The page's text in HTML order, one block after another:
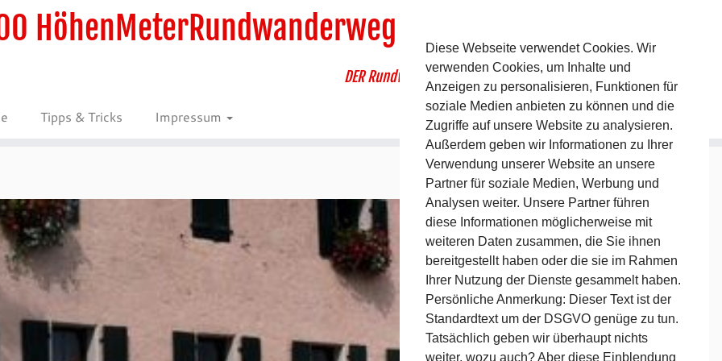
HöhenMeterRundwanderweg
DER Rundwanderweg um Pommelsbrunn
Tipps & Tricks Impressum
Diese Webseite verwendet Cookies. Wir
verwenden Cookies, um Inhalte und
Anzeigen zu personalisieren, Funktionen für
soziale Medien anbieten zu können und die
Zugriffe auf unsere Website zu analysieren.
Außerdem geben wir Informationen zu Ihrer
Verwendung unserer Website an unsere
Partner für soziale Medien, Werbung und
Analysen weiter. Unsere Partner führen
diese Informationen möglicherweise mit
weiteren Daten zusammen, die Sie ihnen
bereitgestellt haben oder die sie im Rahmen
Ihrer Nutzung der Dienste gesammelt haben.
Persönliche Anmerkung: Dieser Text ist der
Standardtext um der DSGVO genüge zu tun.
Tatsächlich geben wir überhaupt nichts
weiter, wozu auch? Aber diese Einblendung